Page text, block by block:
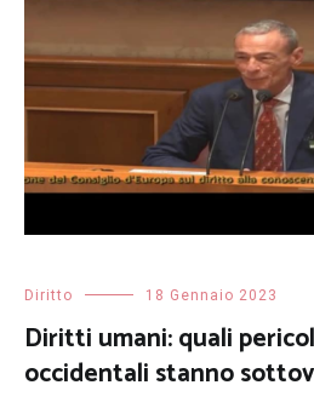
Diritto 18 Gennaio 2023
Diritti umani: quali
occidentali stanno